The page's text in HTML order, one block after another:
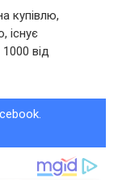
купівлю,
існує
від